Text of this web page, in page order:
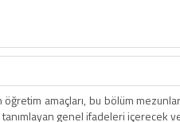
öğretim amaçları, bu bölüm
genel ifadeleri içerecek